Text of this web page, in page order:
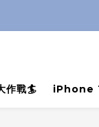
作戰🏄 iPhone